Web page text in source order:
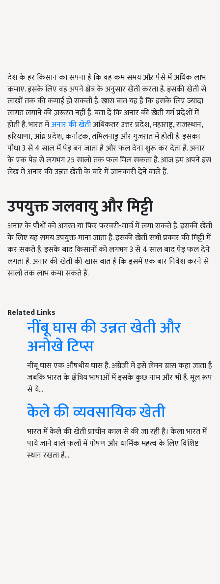
देश के हर किसान का सपना है कि वह कम समय औऱ पैसे में अधिक लाभ
कमाए. इसके लिए वह अपने क्षेत्र के अनुसार खेती करता है. इसकी खेती से
लाखों तक की कमाई हो सकती है. खास बात यह है कि इसके लिए ज्‍यादा
लागत लगाने की ज़रूरत नहीं है. बता दें कि अनार की खेती गर्म प्रदेशों में
होती है. भारत मेंअनार की खेतीअधिकतर उत्तर प्रदेश, महाराष्ट्र, राजस्थान,
हरियाणा, आंध्र प्रदेश, कर्नाटक, तमिलनाडु और गुजरात में होती है. इसका
पौधा 3 से 4 साल में पेड़ बन जाता है और फल देना शुरू कर देता है. अनार
के एक पेड़ से लगभग 25 सालों तक फल मिल सकता है. आज हम अपने इस
लेख में अनार की उन्नत खेती के बारे में जानकारी देने वाले हैं.
उपयुक्त जलवायु और मिट्टी
अनार के पौधों को अगस्त या फिर फरवरी-मार्च में लगा सकते हैं. इसकी खेती
के लिए यह समय उपयुक्त माना जाता है. इसकी खेती सभी प्रकार की मिट्टी में
कर सकते हैं. इसके बाद किसानों को लगभग 3 से 4 साल बाद पेड़ फल देने
लगता है. अनार की खेती की खास बात है कि इसमें एक बार निवेश करने से
सालों तक लाभ कमा सकते हैं.
Related Links
नींबू घास की उन्नत खेती और
अनोखे टिप्स
नींबू घास एक औषधीय घास है. अंग्रेजी में इसे लेमन ग्रास कहा जाता है
जबकि भारत के क्षेत्रिय भाषाओं में इसके कुछ नाम और भी हैं. मूल रूप
से ये…
केले की व्यवसायिक खेती
भारत में केले की खेती प्राचीन काल से की जा रही है। केला भारत में
पाये जाने वाले फलों में पोषण और धार्मिक महत्व के लिए विशिष्ट
स्थान रखता है…